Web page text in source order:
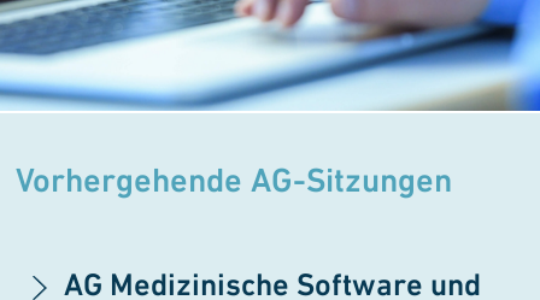
Vorhergehende AG-Sitzungen
AG Medizinische Software und